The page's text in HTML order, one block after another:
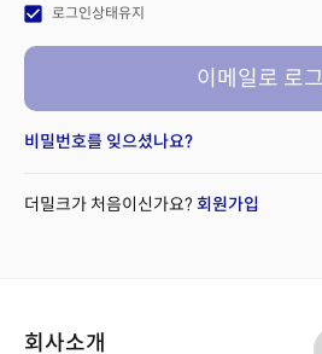
check_box 로그인상태유지
이메일로 로
비밀번호를 잊으셨나요?
더밀크가 처음이신가요? 회원가입
회사소개